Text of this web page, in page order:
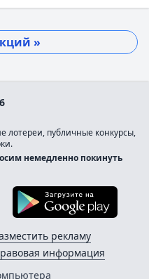
»
публичные конкурсы,
немедленно покинуть
в App Store
рекламу
информация